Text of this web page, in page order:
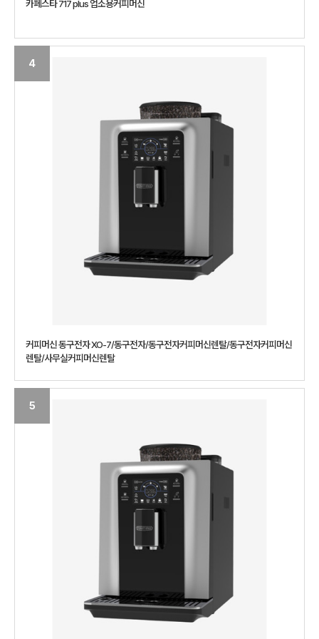
카페스타 717 plus 업소용커피머신
4
커피머신 동구전자 XO-7/동구전자/동구전자커피머신렌탈/동구전자커피머신
렌탈/사무실커피머신렌탈
5